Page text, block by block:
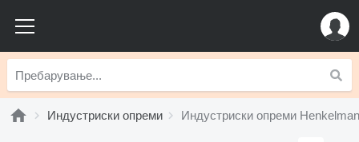
Индустриски опреми Индустриски опреми Henkelman